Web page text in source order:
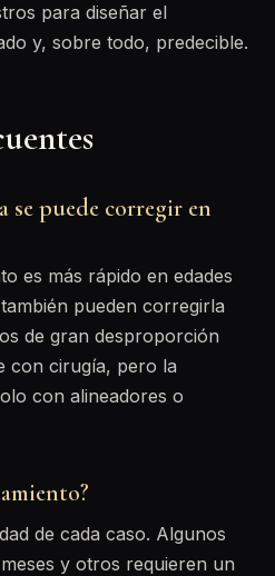
para diseñar el
y, sobre todo, predecible.
se puede corregir en
es más rápido en edades
pueden corregirla
de gran desproporción
con cirugía, pero la
con alineadores o
de cada caso. Algunos
y otros requieren un